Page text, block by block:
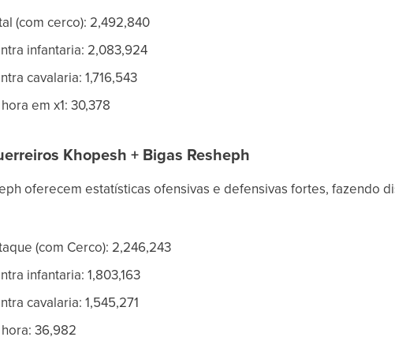
(com cerco): 2,492,840
infantaria: 2,083,924
cavalaria: 1,716,543
em x1: 30,378
Khopesh + Bigas Resheph
oferecem estatísticas ofensivas e defensivas fortes, fazendo
(com Cerco): 2,246,243
infantaria: 1,803,163
cavalaria: 1,545,271
36,982